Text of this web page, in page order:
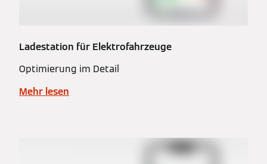
Ladestation für Elektrofahrzeuge
Optimierung im Detail
Mehr lesen